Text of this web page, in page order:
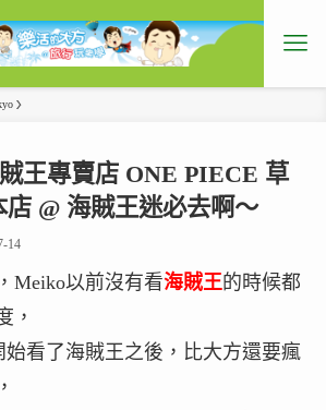
王專賣店 ONE PIECE 草
@ 海賊王迷必去啊～
14
Meiko以前沒有看海賊王的時候都
，
始看了海賊王之後，比大方還要瘋